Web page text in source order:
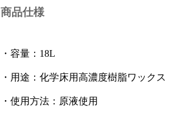
商品仕様
・容量：18L
・用途：化学床用高濃度樹脂ワックス
・使用方法：原液使用